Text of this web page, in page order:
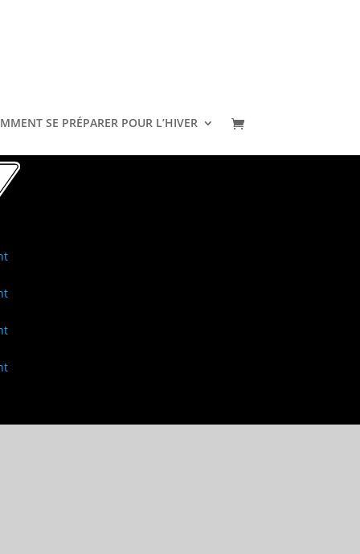
SE PRÉPARER POUR L’HIVER